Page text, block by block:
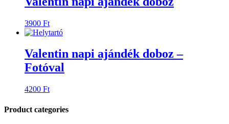
3900 Ft
Valentin napi ajándék doboz –
Fotóval
4200 Ft
Product categories